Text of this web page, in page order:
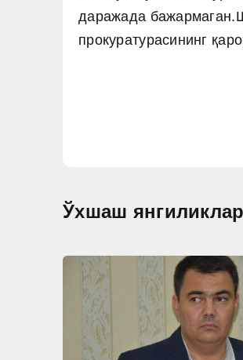
даражада
прокуратурасининг
Ўхшаш